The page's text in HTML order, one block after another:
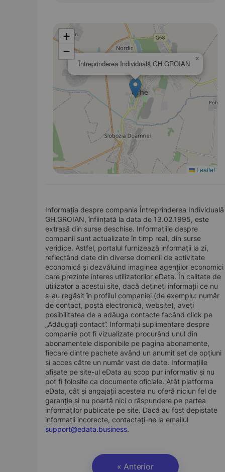
Întreprinderea Individuală GH.GROIAN
×
+
−
Leaflet
Informația despre compania Întreprinderea Individuală
GH.GROIAN, înființată la data de 13.02.1995, este
extrasă din surse deschise. Informațiile despre
companii sunt actualizate în timp real, din surse
veridice. Astfel, portalul furnizează informații la zi,
reflectând date din diverse domenii de activitate
economică și dezvăluind imaginea agenților economici
care prezinte interes utilizatorilor eData. În calitate de
utilizator a acestui site, dacă dețineți informații ce nu
s-au regăsit în profilul companiei (de exemplu: număr
de contact, poștă electronică, website), aveți
posibilitatea de a adăuga contacte facând click pe
„Adăugați contact”. Informații suplimentare despre
companie pot fi vizualizate procurând unul din
abonamentele disponibile pe pagina abonamente,
fiecare dintre pachete având un anumit set de opțiuni
și acces către un număr vast de date. Informațiile
afișate pe site-ul eData au scop pur informativ și nu
pot fi folosite ca documente oficiale. Atât platforma
eData, cât și angajații acesteia nu oferă niciun fel de
garanție și nu poartă nici o răspundere pe partea
informaților publicate pe site. Dacă au fost depistate
informații incorecte, contactați-ne la emailul
support@edata.business.
« Anterior